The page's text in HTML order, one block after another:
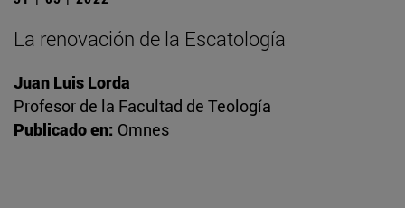
La renovación de la Escatología
Juan Luis Lorda
Profesor de la Facultad de Teología
Publicado en: Omnes